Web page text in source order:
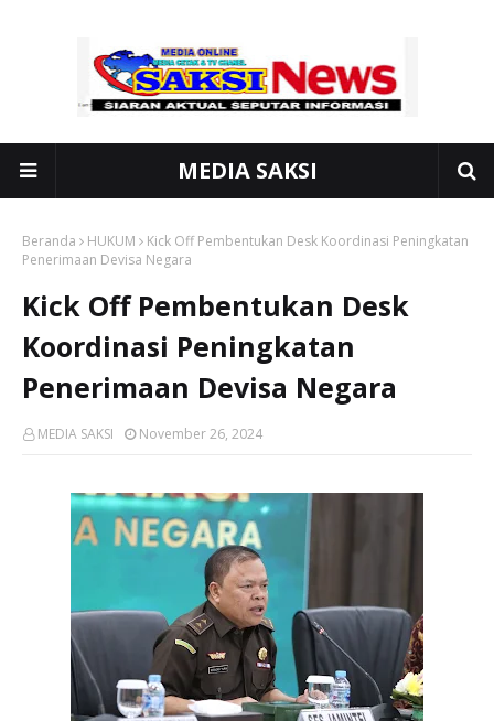
MEDIA SAKSI
Beranda HUKUM
Kick Off Pembentukan Desk Koordinasi Peningkatan
Penerimaan Devisa Negara
Kick Off Pembentukan Desk
Koordinasi Peningkatan
Penerimaan Devisa Negara
MEDIA SAKSI November 26, 2024